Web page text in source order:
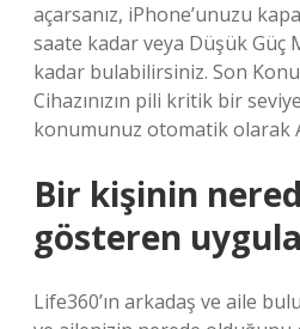
açarsanız, iPhone’unuzu
saate kadar veya Düşük Güç
kadar bulabilirsiniz. Son
Cihazınızın pili kritik bir
konumunuz otomatik olarak
Bir kişinin
gösteren
Life360’ın arkadaş ve aile